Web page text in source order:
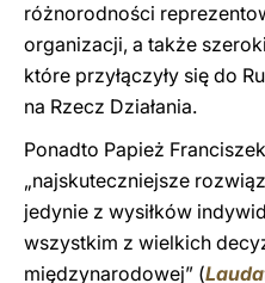
różnorodności
organizacji, a także
które przyłączyły się do
na Rzecz Działania.
Ponadto Papież
„najskuteczniejsze
jedynie z wysiłków
wszystkim z wielkich
międzynarodowej” (